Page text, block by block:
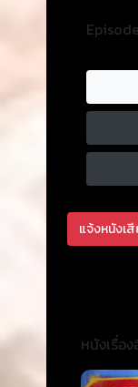
แจ้งหนังเ
หนังเรื่อ